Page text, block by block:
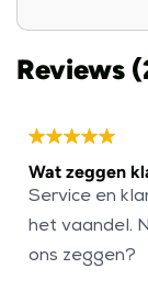
Reviews
Wat zeggen
Service en
het vaandel.
ons zeggen?